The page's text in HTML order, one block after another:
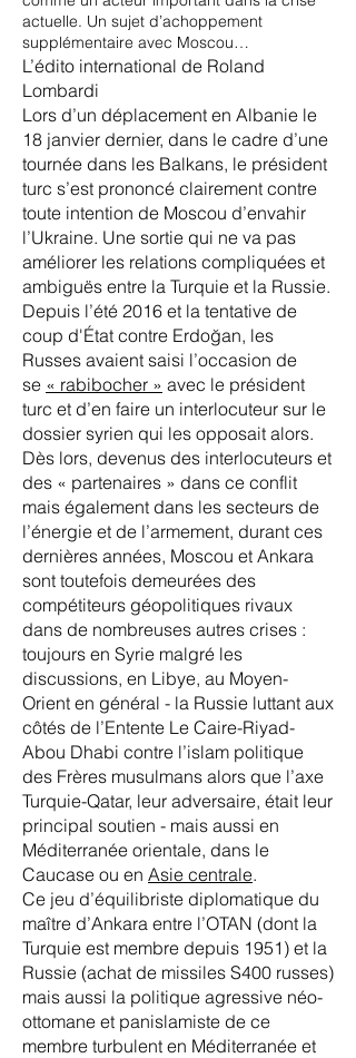
actuelle. Un sujet d’achoppement
supplémentaire avec Moscou…
L’édito international de Roland
Lombardi
Lors d’un déplacement en Albanie le
18 janvier dernier, dans le cadre d’une
tournée dans les Balkans, le président
turc s’est prononcé clairement contre
toute intention de Moscou d’envahir
l’Ukraine. Une sortie qui ne va pas
améliorer les relations compliquées et
ambiguës entre la Turquie et la Russie.
Depuis l’été 2016 et la tentative de
coup d'État contre Erdoğan, les
Russes avaient saisi l’occasion de
se « rabibocher » avec le président
turc et d’en faire un interlocuteur sur le
dossier syrien qui les opposait alors.
Dès lors, devenus des interlocuteurs et
des « partenaires » dans ce conflit
mais également dans les secteurs de
l’énergie et de l’armement, durant ces
dernières années, Moscou et Ankara
sont toutefois demeurées des
compétiteurs géopolitiques rivaux
dans de nombreuses autres crises :
toujours en Syrie malgré les
discussions, en Libye, au Moyen-
Orient en général - la Russie luttant aux
côtés de l’Entente Le Caire-Riyad-
Abou Dhabi contre l’islam politique
des Frères musulmans alors que l’axe
Turquie-Qatar, leur adversaire, était leur
principal soutien - mais aussi en
Méditerranée orientale, dans le
Caucase ou en Asie centrale.
Ce jeu d’équilibriste diplomatique du
maître d’Ankara entre l’OTAN (dont la
Turquie est membre depuis 1951) et la
Russie (achat de missiles S400 russes)
mais aussi la politique agressive néo-
ottomane et panislamiste de ce
membre turbulent en Méditerranée et